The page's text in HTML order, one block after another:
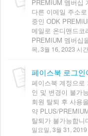
PREMIUM 멤버십
다른 이메일 주소
중인 ODK
메일로 온디맨드코
PREMIUM 멤버십
목, 3월 16, 2023 시
페이스북 계정으로
인 및 변경이 불가
회원 탈퇴 후 사용
약 PLUS/
탈퇴가 불가능합니
일요일, 3월 31,